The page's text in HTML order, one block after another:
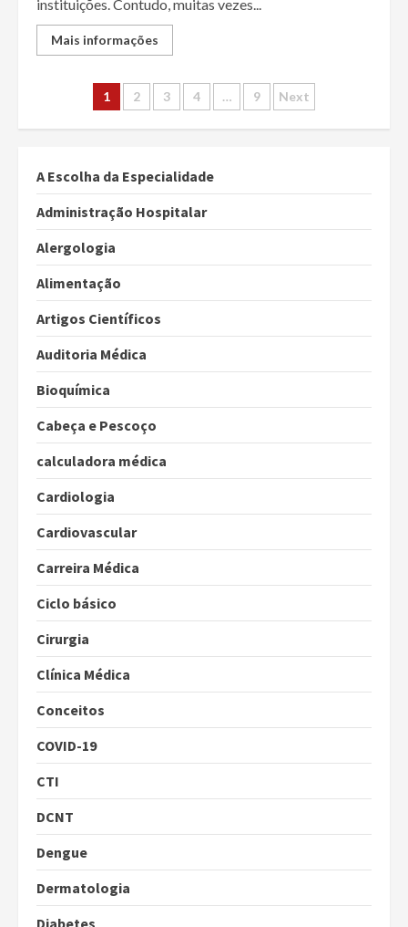
instituições. Contudo, muitas vezes...
Mais informações
Paginação
dos
conteúdos
1 2 3 4 … 9 Next
A Escolha da Especialidade
Administração Hospitalar
Alergologia
Alimentação
Artigos Científicos
Auditoria Médica
Bioquímica
Cabeça e Pescoço
calculadora médica
Cardiologia
Cardiovascular
Carreira Médica
Ciclo básico
Cirurgia
Clínica Médica
Conceitos
COVID-19
CTI
DCNT
Dengue
Dermatologia